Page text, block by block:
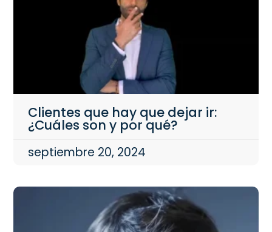
Clientes que hay que dejar ir:
¿Cuáles son y por qué?
septiembre 20, 2024